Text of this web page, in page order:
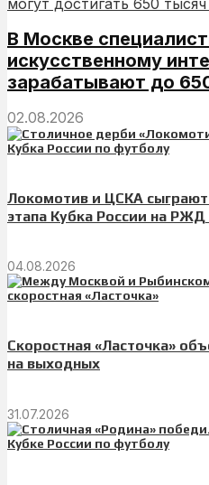
В Москве
искусственному
зарабатывают до
02.08.2026
Локомотив и ЦСКА сыграют
этапа Кубка России на РЖД
04.08.2026
Скоростная «Ласточка»
на выходных
31.07.2026